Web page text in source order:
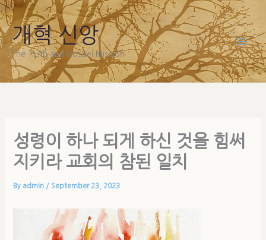
Skip
to
content
개혁 신앙
The Truth and Gospel Mission
성령이 하나 되게 하신 것을 힘써
지키라 교회의 참된 일치
By admin / September 23, 2023